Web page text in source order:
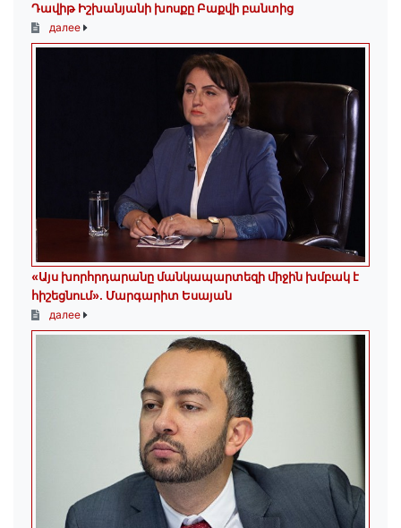
Դավիթ Իշխանյանի խոսքը Բաքվի բանտից
далее
«Այս խորհրդարանը մանկապարտեզի միջին խմբակ է
հիշեցնում»․ Մարգարիտ Եսայան
далее